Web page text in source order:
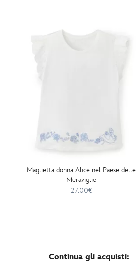
Maglietta donna Alice nel Paese delle
Meraviglie
27.00€
Continua gli acquisti: